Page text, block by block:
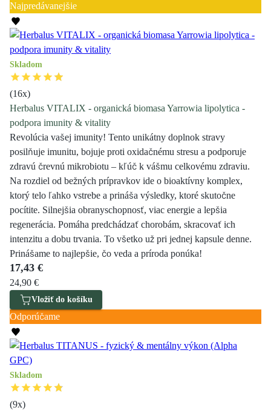
Najpredávanejšie
Skladom
(16x)
Herbalus VITALIX - organická biomasa Yarrowia lipolytica -
podpora imunity & vitality
Revolúcia vašej imunity! Tento unikátny doplnok stravy
posilňuje imunitu, bojuje proti oxidačnému stresu a podporuje
zdravú črevnú mikrobiotu – kľúč k vášmu celkovému zdraviu.
Na rozdiel od bežných prípravkov ide o bioaktívny komplex,
ktorý telo ľahko vstrebe a prináša výsledky, ktoré skutočne
pocítite. Silnejšia obranyschopnosť, viac energie a lepšia
regenerácia. Pomáha predchádzať chorobám, skracovať ich
intenzitu a dobu trvania. To všetko už pri jednej kapsule denne.
Prinášame to najlepšie, čo veda a príroda ponúka!
17,43 €
24,90 €
Vložiť do košíku
Odporúčame
Skladom
(9x)